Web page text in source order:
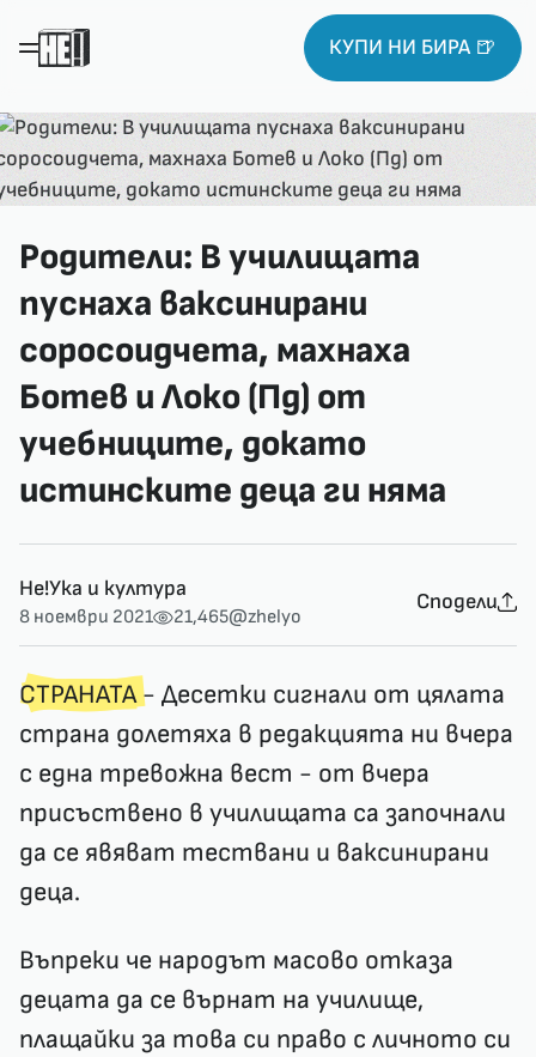
КУПИ НИ БИРА 🍺
Родители: В училищата
пуснаха ваксинирани
соросоидчета, махнаха
Ботев и Локо (Пд) от
учебниците, докато
истинските деца ги няма
Не!Ука и култура
8 ноември 2021 21,465@zhelyo
Сподели
СТРАНАТА- Десетки сигнали от цялата
страна долетяха в редакцията ни вчера
с една тревожна вест - от вчера
присъствено в училищата са започнали
да се явяват тествани и ваксинирани
деца.
Въпреки че народът масово отказа
децата да се върнат на училище,
плащайки за това си право с личното си